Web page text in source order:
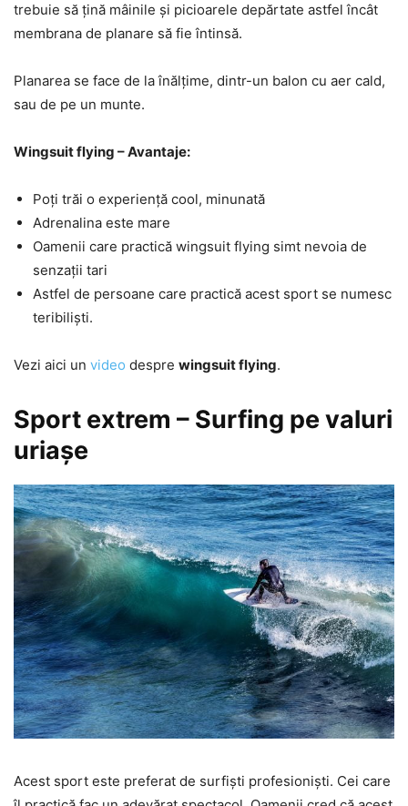
trebuie să țină mâinile și picioarele depărtate astfel încât
membrana de planare să fie întinsă.
Planarea se face de la înălțime, dintr-un balon cu aer cald,
sau de pe un munte.
Wingsuit flying – Avantaje:
Poți trăi o experiență cool, minunată
Adrenalina este mare
Oamenii care practică wingsuit flying simt nevoia de
senzații tari
Astfel de persoane care practică acest sport se numesc
teribiliști.
Vezi aici un video despre wingsuit flying.
Sport extrem – Surfing pe valuri
uriașe
Acest sport este preferat de surfiști profesioniști. Cei care